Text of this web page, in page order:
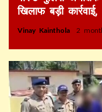
खिलाफ बड़ी
Vinay Kainthola 2